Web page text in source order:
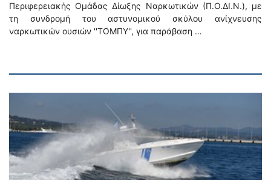
Περιφερειακής Ομάδας Δίωξης Ναρκωτικών (Π.Ο.ΔΙ.Ν.), με
τη συνδρομή του αστυνομικού σκύλου ανίχνευσης
ναρκωτικών ουσιών ''ΤΟΜΠΥ'', για παράβαση …